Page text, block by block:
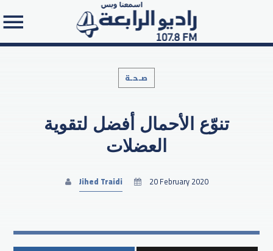
Search in the website:
صـحـة
تنوّع الأحمال أفضل لتقوية
العضلات
Jihed Traidi 20 February 2020